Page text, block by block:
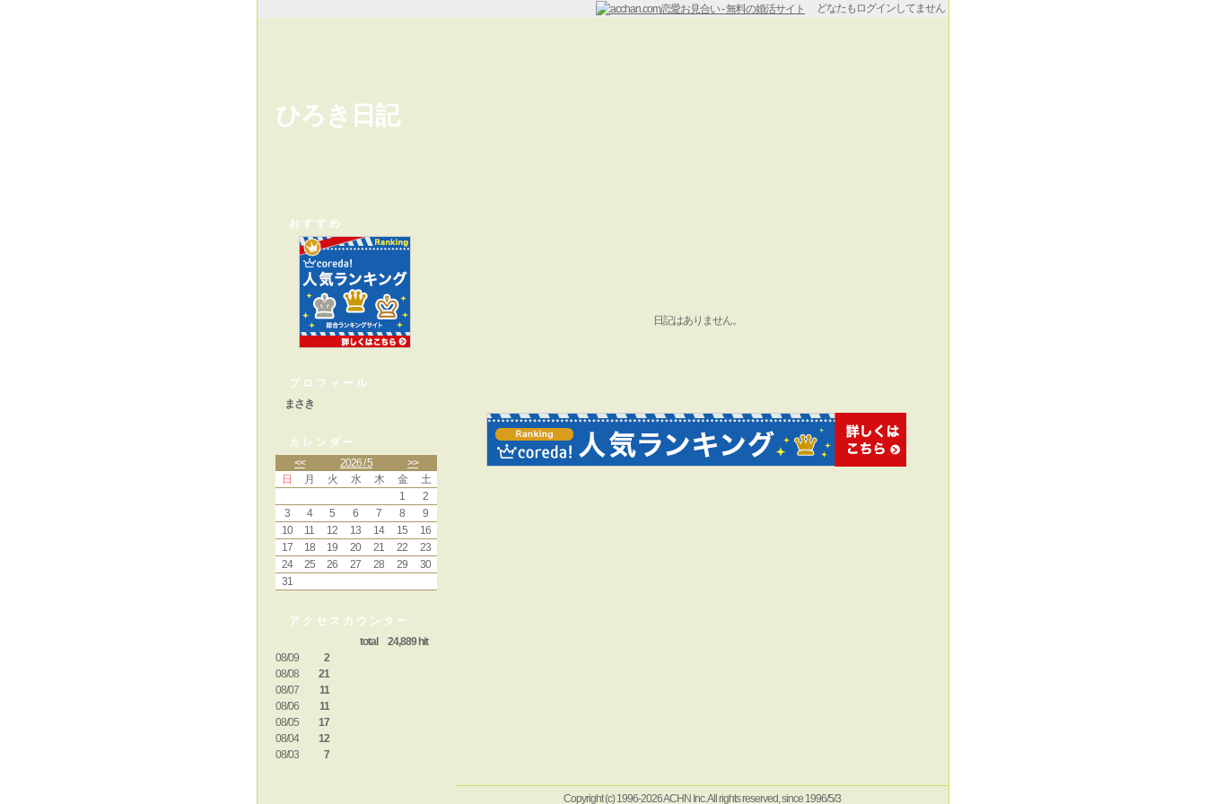
どなたもログインしてません
ひろき日記
おすすめ
プロフィール
まさき
カレンダー
<<
2026 / 5
>>
日
月 火 水 木 金
土
1
2
3
4 5 6 7 8
9
10
11 12 13 14 15
16
17
18 19 20 21 22
23
24
25 26 27 28 29
30
31
アクセスカウンター
total 24,889 hit
08/09
2
08/08
21
08/07
11
08/06
11
08/05
17
08/04
12
08/03
7
日記はありません。
Copyright (c) 1996-2026 ACHN Inc. All rights reserved, since 1996/5/3